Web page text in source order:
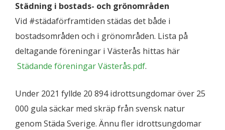
Städning i bostads- och grönområden
Vid #städaförframtiden städas det både i
bostadsområden och i grönområden. Lista på
deltagande föreningar i Västerås hittas här
Städande föreningar Västerås.pdf.
Under 2021 fyllde 20 894 idrottsungdomar över 25
000 gula säckar med skräp från svensk natur
genom Städa Sverige. Ännu fler idrottsungdomar